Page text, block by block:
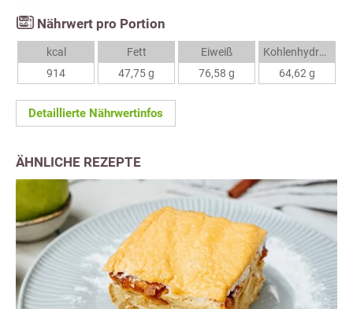
Nährwert pro Portion
kcal
914
Fett
47,75 g
Eiweiß
76,58 g
Kohlenhydrate
64,62 g
Detaillierte Nährwertinfos
ÄHNLICHE REZEPTE